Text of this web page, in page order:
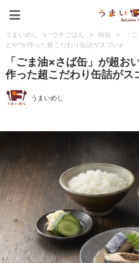
うまいめし > ウチごはん > 時短 >
「
どや”が作った超こだわり缶詰がスゴい♪
「ごま油×さば缶」が超お
作った超こだわり缶詰がス
うまいめし